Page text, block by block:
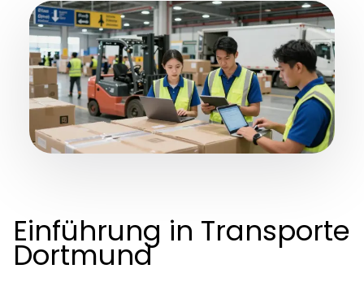
Einführung in Transporte
Dortmund